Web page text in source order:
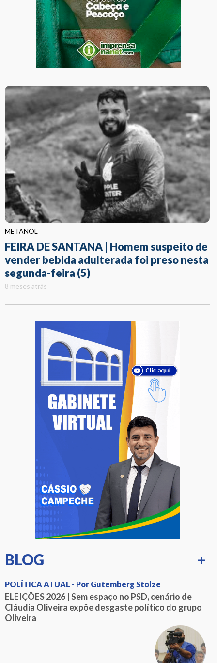
METANOL
FEIRA DE SANTANA | Homem suspeito de
vender bebida adulterada foi preso nesta
segunda-feira (5)
8 meses atrás
BLOG +
POLÍTICA ATUAL - Por Gutemberg Stolze
ELEIÇÕES 2026 | Sem espaço no PSD, cenário de
Cláudia Oliveira expõe desgaste político do grupo
Oliveira